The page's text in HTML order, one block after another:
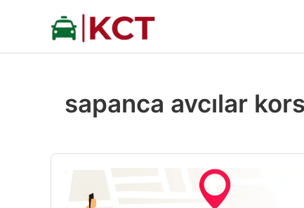
sapanca avcılar